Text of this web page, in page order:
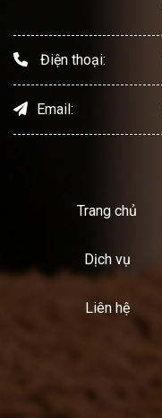
Điện thoại:
Email:
Trang chủ
Dịch vụ
Liên hệ